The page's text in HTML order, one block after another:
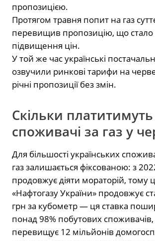
пропозицією.
Протягом травня попит на газ
перевищив пропозицію, що
підвищення цін.
У той же час українські
озвучили ринкові тарифи на
річні пропозиції без змін.
Скільки платитимуть
споживачі за газ у
Для більшості українських
газ залишається фіксованою: з
продовжує діяти мораторій, тому
«Нафтогазу України» продовжує
грн за кубометр — ця ставка
понад 98% побутових
перевищує 12 мільйонів